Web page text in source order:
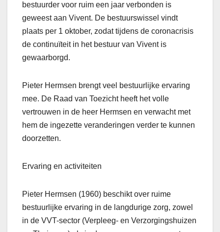
bestuurder voor ruim een jaar verbonden is
geweest aan Vivent. De bestuurswissel vindt
plaats per 1 oktober, zodat tijdens de coronacrisis
de continuïteit in het bestuur van Vivent is
gewaarborgd.
Pieter Hermsen brengt veel bestuurlijke ervaring
mee. De Raad van Toezicht heeft het volle
vertrouwen in de heer Hermsen en verwacht met
hem de ingezette veranderingen verder te kunnen
doorzetten.
Ervaring en activiteiten
Pieter Hermsen (1960) beschikt over ruime
bestuurlijke ervaring in de langdurige zorg, zowel
in de VVT-sector (Verpleeg- en Verzorgingshuizen